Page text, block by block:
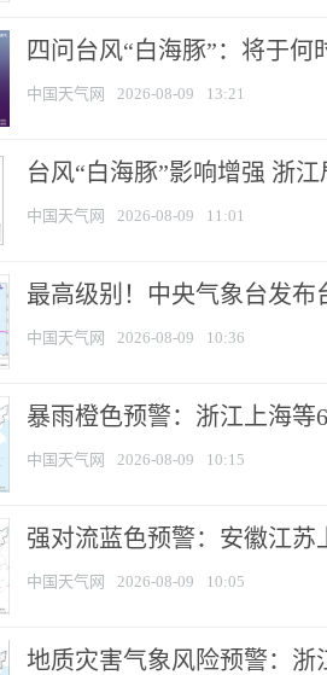
四问台风“白海豚”：将于
中国天气网 2026-08-09 13:21
台风“白海豚”影响增强 浙
中国天气网 2026-08-09 11:01
最高级别！中央气象台发布
中国天气网 2026-08-09 10:36
暴雨橙色预警：浙江上海等
中国天气网 2026-08-09 10:15
强对流蓝色预警：安徽江苏
中国天气网 2026-08-09 10:05
地质灾害气象风险预警：浙